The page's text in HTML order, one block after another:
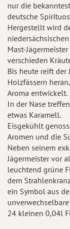
nur die
deutsche
Hergestellt wird
Mast-
verschieden
Bis heute reift der
Holzfässern
Aroma entwickelt.
In der Nase
etwas Karamell.
Eisgekühlt
Aromen und die
Neben seinem
Jägermeister vor
leuchtend grüne
dem
ein Symbol aus
24 kleinen 0,04l